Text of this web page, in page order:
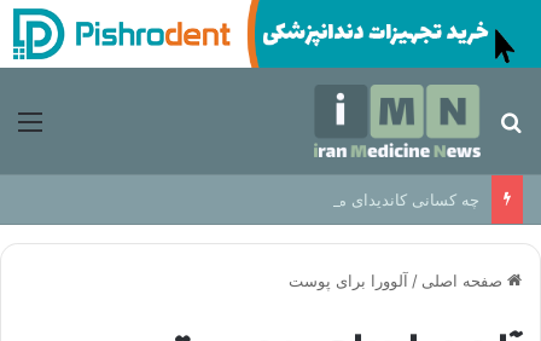
جستجو برای
چه کسانی کاندیدای مناسب برای ایمپلنت دندان هستند؟
صفحه اصلی / آلوورا برای پوست